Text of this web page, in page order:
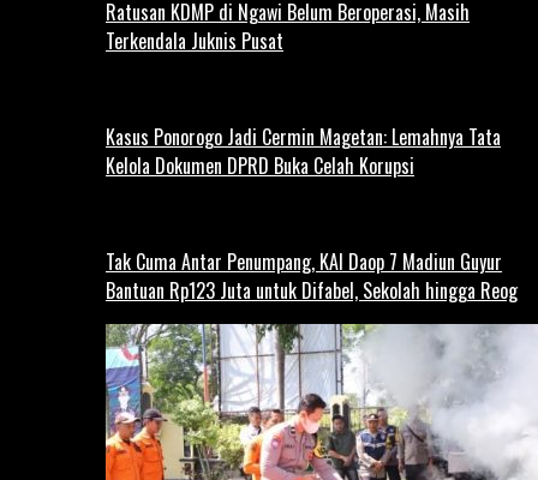
Ratusan KDMP di Ngawi Belum Beroperasi, Masih
Terkendala Juknis Pusat
Kasus Ponorogo Jadi Cermin Magetan: Lemahnya Tata
Kelola Dokumen DPRD Buka Celah Korupsi
Tak Cuma Antar Penumpang, KAI Daop 7 Madiun Guyur
Bantuan Rp123 Juta untuk Difabel, Sekolah hingga Reog